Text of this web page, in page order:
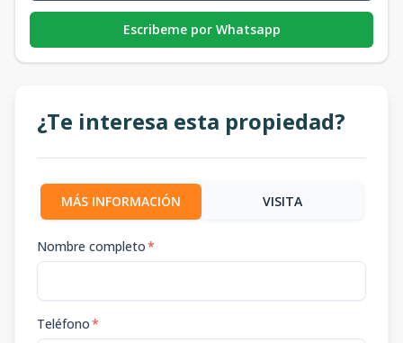
Escribeme por Whatsapp
¿Te interesa esta propiedad?
MÁS INFORMACIÓN VISITA
Nombre completo*
Teléfono*